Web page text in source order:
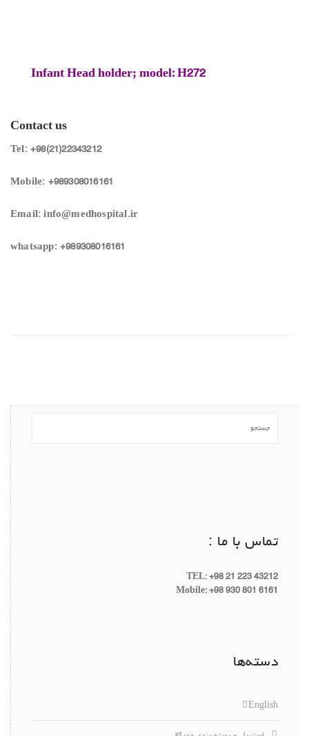
Infant Head holder; model: H272
Contact us
Tel: +98(21)22343212
Mobile: +989308016161
Email: info@medhospital.ir
whatsapp: +989308016161
تماس با ما :
TEL: +98 21 223 43212
Mobile: +98 930 801 6161
دسته‌ها
English